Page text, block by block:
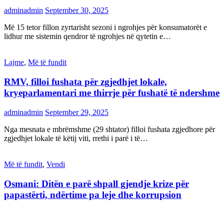
adminadmin September 30, 2025
Më 15 tetor fillon zyrtarisht sezoni i ngrohjes për konsumatorët e
lidhur me sistemin qendror të ngrohjes në qytetin e…
Lajme, Më të fundit
RMV, filloi fushata për zgjedhjet lokale,
kryeparlamentari me thirrje për fushatë të ndershme
adminadmin September 29, 2025
Nga mesnata e mbrëmshme (29 shtator) filloi fushata zgjedhore për
zgjedhjet lokale të këtij viti, rrethi i parë i të…
Më të fundit, Vendi
Osmani: Ditën e parë shpall gjendje krize për
papastërti, ndërtime pa leje dhe korrupsion